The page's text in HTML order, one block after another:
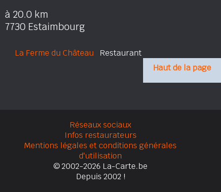
à 20.0 km
7730 Estaimbourg
La Ferme du Château Restaurant
Haut de la page
Réseaux sociaux
Infos restaurateurs
Mentions légales et conditions générales
d'utilisation
© 2002-2026 La-Carte.be
Depuis 2002 !